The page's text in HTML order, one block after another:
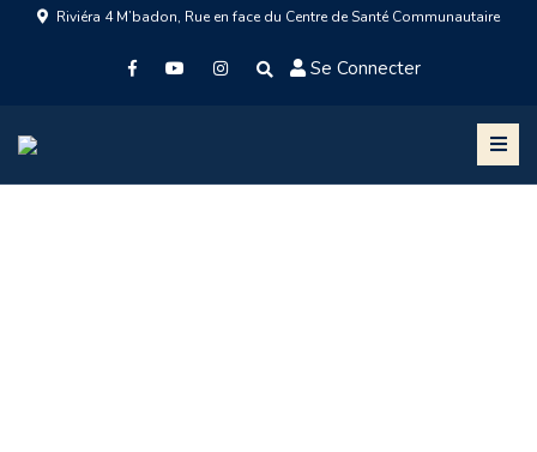
Riviéra 4 M’badon, Rue en face du Centre de Santé Communautaire
Se Connecter